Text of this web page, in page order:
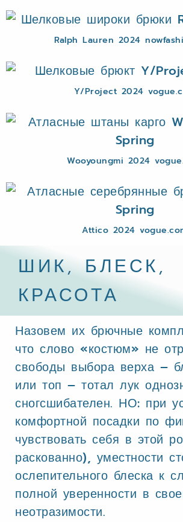
Ralph Lauren 2024
Y/Project 2024
Wooyoungmi 2024
Attico 2024
ШИК, БЛЕСК,
КРАСОТА
Назовем их брючные
что слово «костюм» не
свободы выбора верха –
или топ – тотал лук
сногсшибателен. НО: при
комфортной посадки по
чувствовать себя в этой
раскованно), уместности
ослепительного блеска к
полной уверенности в
неотразимости.